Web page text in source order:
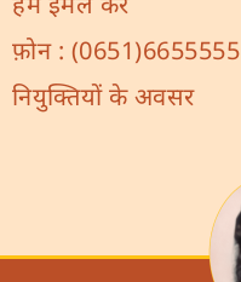
फ़ोन : (0651)6655555
नियुक्तियों के अवसर